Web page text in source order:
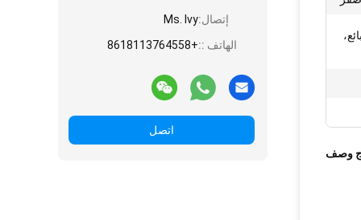
إتصال:Ms. Ivy
الهاتف ::+8618113764558
اتصل
وصف